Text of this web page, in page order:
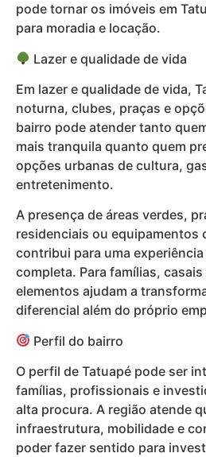
pode tornar os imóveis em
para moradia e locação.
Lazer e qualidade de vida
Em lazer e qualidade de vida,
noturna, clubes, praças e
bairro pode atender tanto
mais tranquila quanto quem
opções urbanas de cultura,
entretenimento.
A presença de áreas verdes,
residenciais ou equipamentos
contribui para uma
completa. Para famílias,
elementos ajudam a
diferencial além do próprio
Perfil do bairro
O perfil de Tatuapé pode ser
famílias, profissionais e
alta procura. A região atende
infraestrutura, mobilidade e
poder fazer sentido para